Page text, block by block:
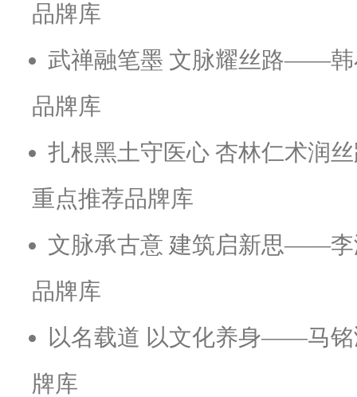
品牌库
武禅融笔墨 文脉耀丝路——韩
品牌库
扎根黑土守医心 杏林仁术润
重点推荐品牌库
文脉承古意 建筑启新思——李
品牌库
以名载道 以文化养身——马铭
牌库